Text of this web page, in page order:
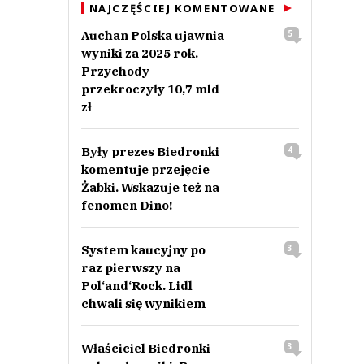
NAJCZĘŚCIEJ KOMENTOWANE
Auchan Polska ujawnia
wyniki za 2025 rok.
Przychody
przekroczyły 10,7 mld
zł
5
Były prezes Biedronki
komentuje przejęcie
Żabki. Wskazuje też na
fenomen Dino!
4
System kaucyjny po
raz pierwszy na
Pol‘and‘Rock. Lidl
chwali się wynikiem
3
Właściciel Biedronki
3